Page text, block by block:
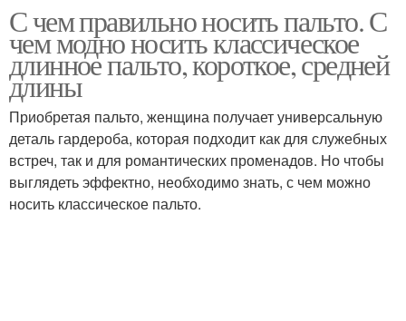
Идеальное пальто Пальто с капюшоном
С чем правильно носить пальто. С
чем модно носить классическое
длинное пальто, короткое, средней
длины
Приобретая пальто, женщина получает универсальную
деталь гардероба, которая подходит как для служебных
встреч, так и для романтических променадов. Но чтобы
выглядеть эффектно, необходимо знать, с чем можно
носить классическое пальто.